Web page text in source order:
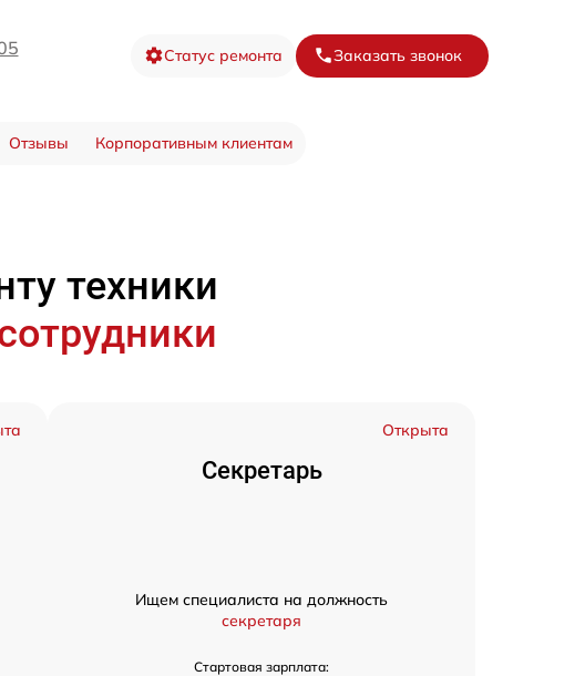
Статус ремонта Заказать звонок
Отзывы Корпоративным клиентам
техники
Открыта
Секретарь
Ищем специалиста на должность
секретаря
Стартовая зарплата: